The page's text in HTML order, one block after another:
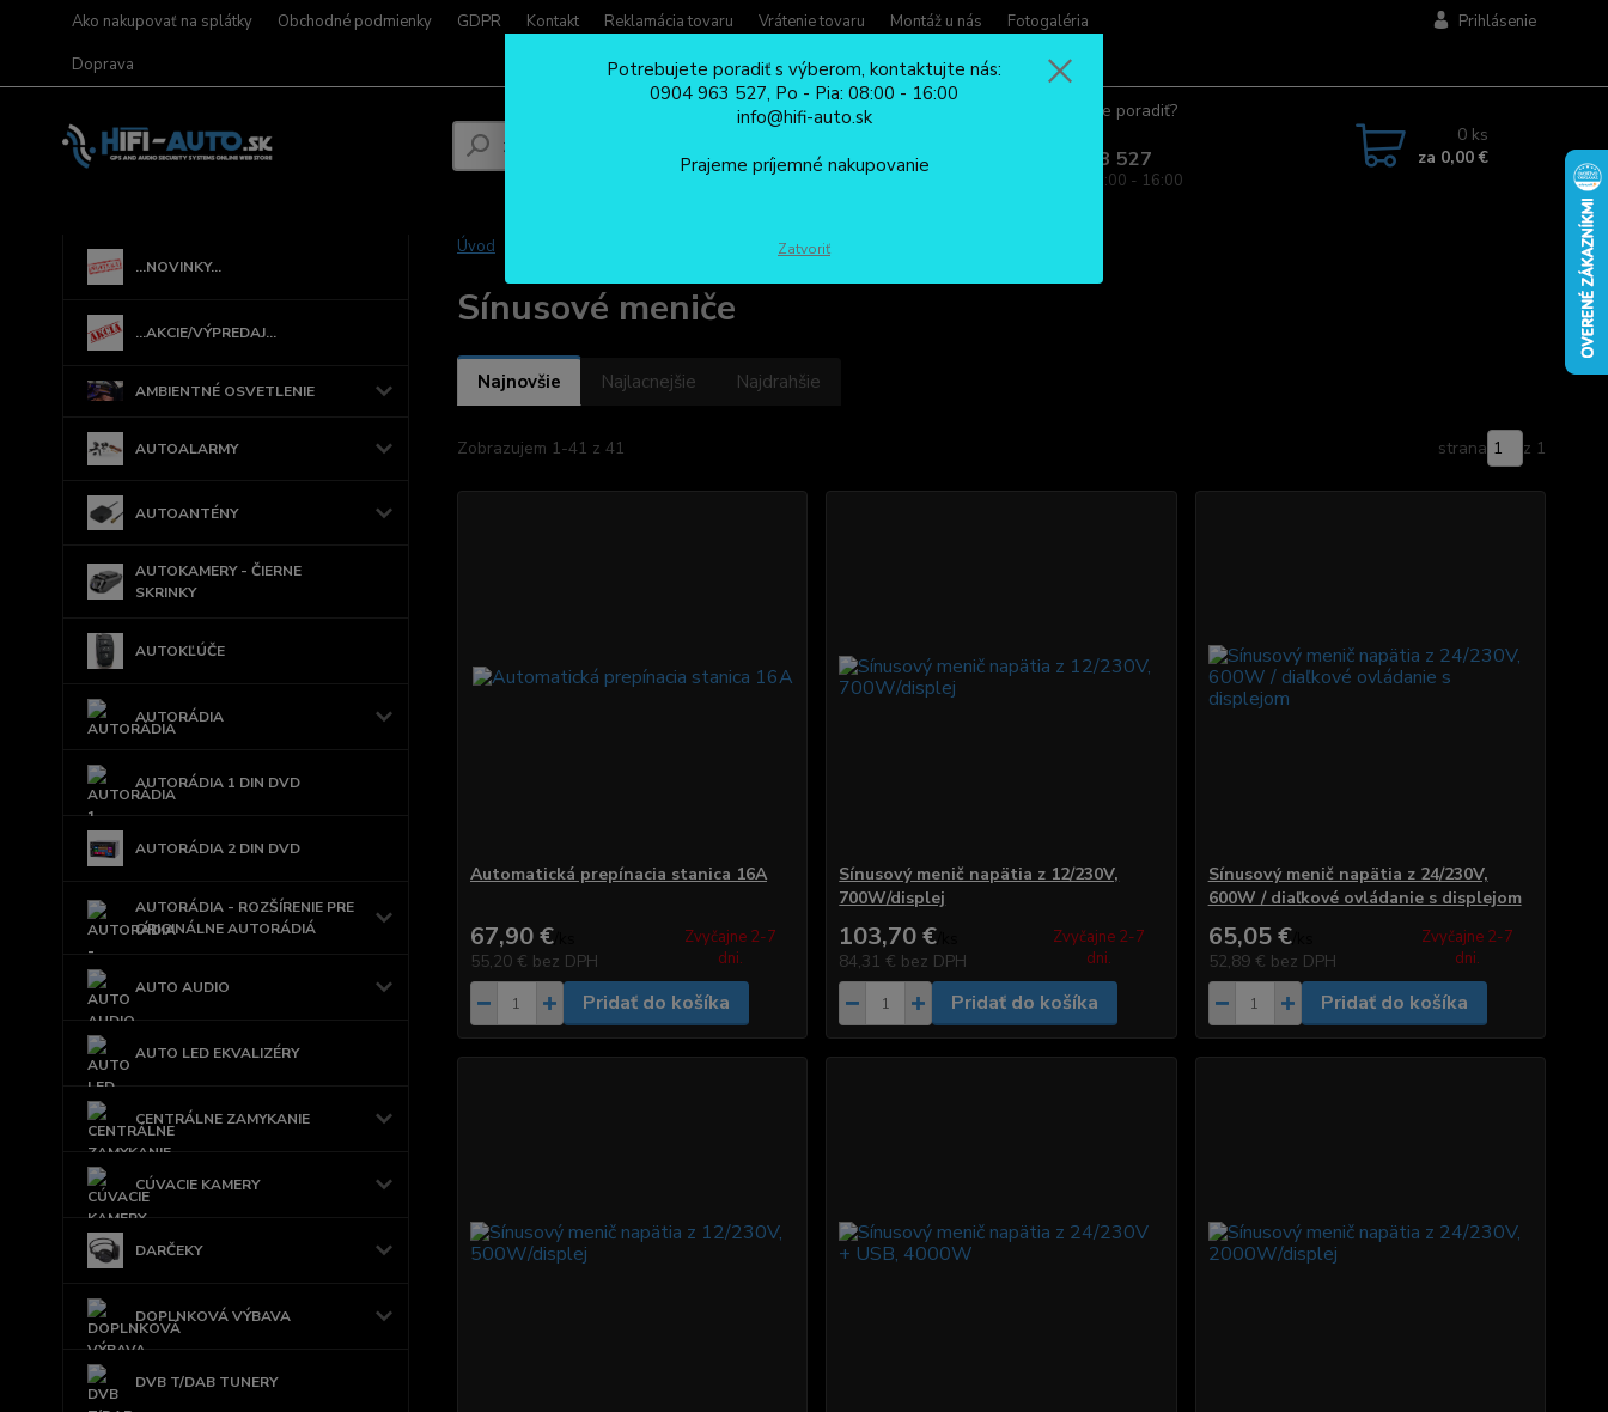
Ako nakupovať na splátky Obchodné podmienky GDPR Kontakt Reklamácia tovaru Vrátenie tovaru Montáž u nás
Fotogaléria
Doprava
Prihlásenie
Potrebujete poradiť?
0904 963 527
Po - Pia: 08:00 - 16:00
0 ks
za 0,00 €
...NOVINKY...
...AKCIE/VÝPREDAJ...
AMBIENTNÉ OSVETLENIE
AUTOALARMY
AUTOANTÉNY
AUTOKAMERY - ČIERNE
SKRINKY
AUTOKĽÚČE
AUTORÁDIA
AUTORÁDIA 1 DIN DVD
AUTORÁDIA 2 DIN DVD
AUTORÁDIA - ROZŠÍRENIE PRE
ORIGINÁLNE AUTORÁDIÁ
AUTO AUDIO
AUTO LED EKVALIZÉRY
CENTRÁLNE ZAMYKANIE
CÚVACIE KAMERY
DARČEKY
DOPLNKOVÁ VÝBAVA
DVB T/DAB TUNERY
Úvod Sínusové meniče
Sínusové meniče
Najnovšie Najlacnejšie Najdrahšie
Zobrazujem 1-41 z 41 strana z 1
Automatická prepínacia stanica 16A
67,90 €/
55,20 € bez DPH
Zvyčajne 2-7
dni.
Pridať do košíka
Sínusový menič napätia z 12/230V,
700W/displej
103,70 €
84,31 € bez DPH
Zvyčajne 2-7
dni.
Pridať do košíka
Sínusový menič napätia z 24/230V,
600W / diaľkové ovládanie s displejom
65,05 €/
52,89 € bez DPH
Zvyčajne 2-7
dni.
Pridať do košíka
Potrebujete poradiť s výberom, kontaktujte nás:
0904 963 527, Po - Pia: 08:00 - 16:00
info@hifi-auto.sk
Prajeme príjemné nakupovanie
Zatvoriť